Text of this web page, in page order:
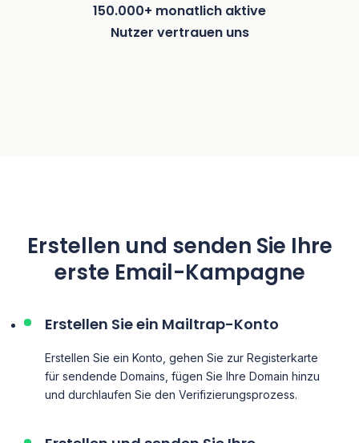
150.000+ monatlich aktive
Nutzer vertrauen uns
Erstellen und senden Sie Ihre
erste Email-Kampagne
Erstellen Sie ein Mailtrap-Konto
Erstellen Sie ein Konto, gehen Sie zur Registerkarte
für sendende Domains, fügen Sie Ihre Domain hinzu
und durchlaufen Sie den Verifizierungsprozess.